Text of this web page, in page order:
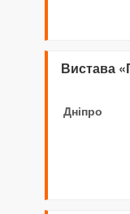
Вистава
Дніпро